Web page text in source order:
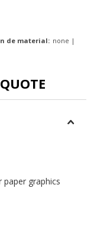
de material: none |
graphics